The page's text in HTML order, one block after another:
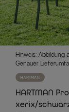
Hinweis: Abbildung
Genauer
HARTMAN
HARTMAN
xerix/